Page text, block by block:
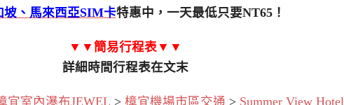
坡、馬來西亞SIM卡特惠中，一天最低只要NT65！
▼▼簡易行程表▼▼
詳細時間行程表在文末
宜室內瀑布JEWEL > 樟宜機場市區交通 > Summer View Hotel